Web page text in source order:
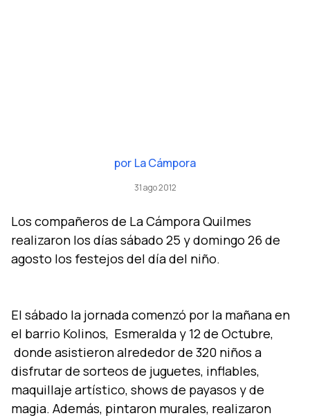
por La Cámpora
31 ago 2012
Los compañeros de La Cámpora Quilmes
realizaron los dí­as sábado 25 y domingo 26 de
El sábado la jornada comenzó por la mañana en
el barrio Kolinos, Esmeralda y 12 de Octubre,
donde asistieron alrededor de 320 niños a
disfrutar de sorteos de juguetes, inflables,
maquillaje artí­stico, shows de payasos y de
magia. Además, pintaron murales, realizaron